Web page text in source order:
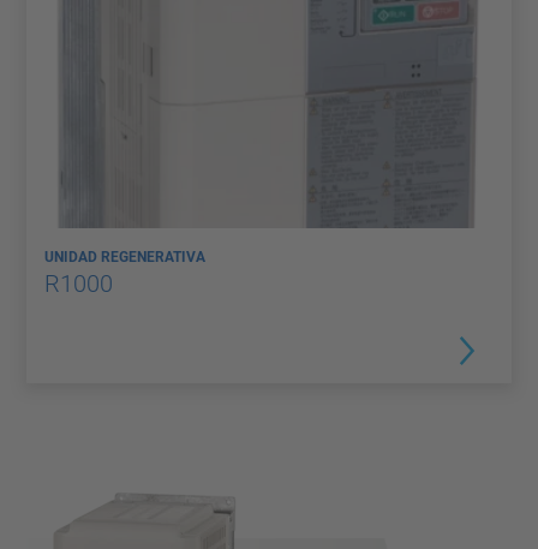
UNIDAD REGENERATIVA
R1000